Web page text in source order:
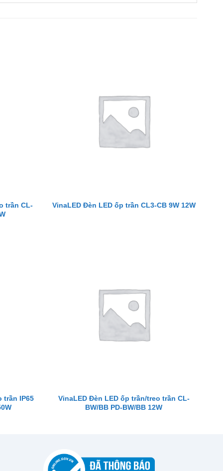
trần CL-
VinaLED Đèn LED ốp trần CL3-CB 9W 12W
trần IP65
VinaLED Đèn LED ốp trần/treo trần CL-
BW/BB PD-BW/BB 12W